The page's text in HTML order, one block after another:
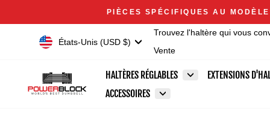
PIÈCES SPÉCIFIQUES AU
DeviseÉtats-Unis (USD $)
Trouvez l'haltère qui vous
Vente
HALTÈRES RÉGLABLES EXTENSIONS
ACCESSOIRES